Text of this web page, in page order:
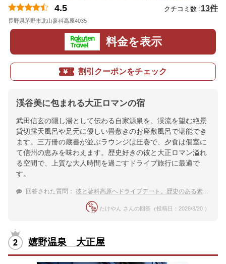
4.5 クチコミ数 :13件
長野県茅野市北山蓼科高原4035
料金を表示
割引クーポンをチェック
渓谷美に包まれる大正ロマンの宿
武田信玄の隠し湯として伝わる自家源泉を、渓流を望む絶景
貸切露天風呂や足元に優しい畳敷きのお座敷風呂で堪能でき
ます。三万冊の蔵書が並ぶラウンジは圧巻で、夕食は個室に
て信州の恵みを味わえます。歴史好きの彼と大正ロマン溢れ
る空間で、上質な大人時間を過ごすドライブ旅行に最適で
す。
回答された質問： 彼と蓼科高原へドライブデート。歴史のある素敵な温泉宿をおしえてください。
たけやん さんの回答（投稿日：2026/3/20 ）
嬉野温泉 大正屋